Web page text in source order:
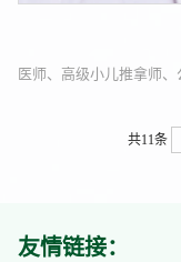
医师、高级小儿推拿师
共11条
友情链接：